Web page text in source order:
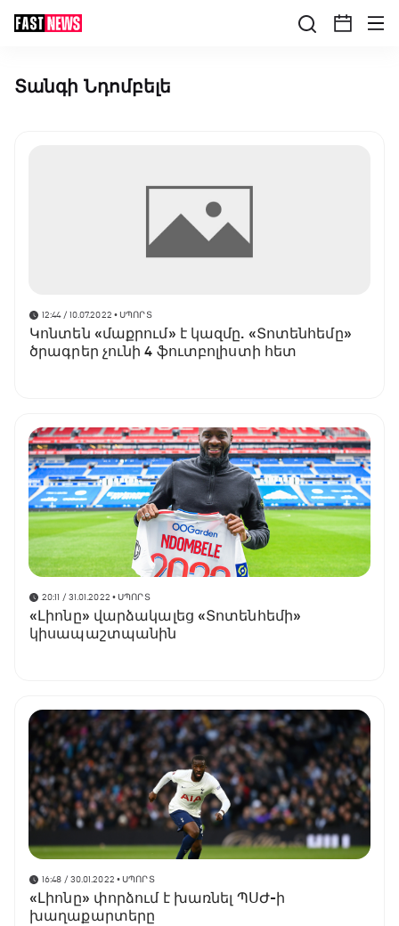
Տանգի Նդոմբելե
12:44 / 10.07.2022 • ՍՊՈՐՏ
Կոնտեն «մաքրում» է կազմը. «Տոտենհեմը»
ծրագրեր չունի 4 ֆուտբոլիստի հետ
20:11 / 31.01.2022 • ՍՊՈՐՏ
«Լիոնը» վարձակալեց «Տոտենհեմի»
կիսապաշտպանին
16:48 / 30.01.2022 • ՍՊՈՐՏ
«Լիոնը» փորձում է խառնել ՊՍԺ-ի
խաղաքարտերը